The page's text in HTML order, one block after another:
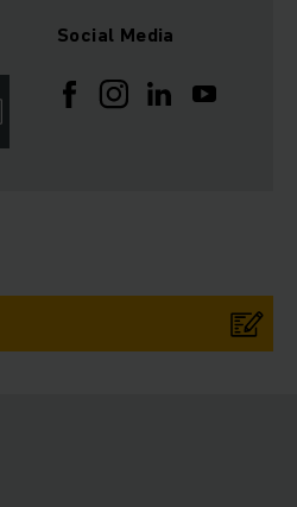
Social Media